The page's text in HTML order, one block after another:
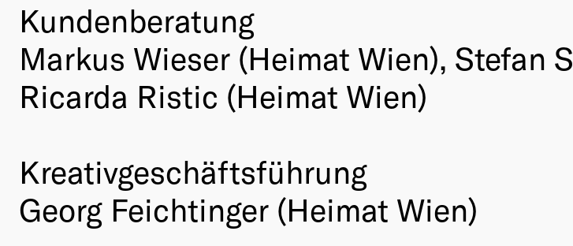
Kundenberatung
Markus Wieser (Heimat Wien), Stefan
Ricarda Ristic (Heimat Wien)
Kreativgeschäftsführung
Georg Feichtinger (Heimat Wien)